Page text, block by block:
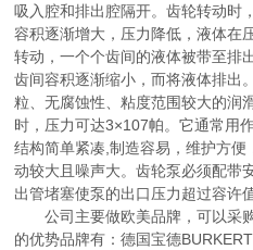
吸入腔和排出腔隔开。齿轮转动时
容积逐渐增大，压力降低，液体在
转动，一个个齿间的液体被带至排
齿间容积逐渐缩小，而将液体排出
粒、无腐蚀性、粘度范围较大的润
时，压力可达3×107帕。它通常用
结构简单紧凑,制造容易，维护方
动较大且噪声大。齿轮泵必须配带
出管堵塞使泵的出口压力超过容许
公司主要做欧美品牌，可以采
的优势品牌有：德国宝德